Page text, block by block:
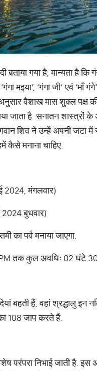
बताया गया है, मान्यता है
मइया’, ‘गंगा जी’ एवं
वैशाख मास शुक्ल पक्ष की
जाता है. सनातन शास्त्रों
शिव ने उन्हें अपनी जटा
कैसे मनाना चाहिए.
2024, मंगलवार)
2024 बुधवार)
का पर्व मनाया जाएगा.
तक कुल अवधिः 02 घंटे
बहती हैं, वहां श्रद्धालु इन
108 जाप करते हैं.
परंपरा निभाई जाती है.